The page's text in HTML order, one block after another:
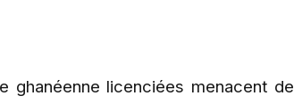
ghanéenne licenciées menacent de